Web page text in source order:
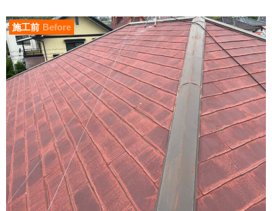
施工前 Before